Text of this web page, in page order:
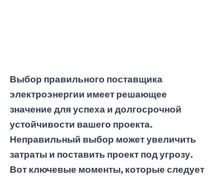
Выбор правильного поставщика
электроэнергии имеет решающее
значение для успеха и долгосрочной
устойчивости вашего проекта.
Неправильный выбор может увеличить
затраты и поставить проект под угрозу.
Вот ключевые моменты, которые следует